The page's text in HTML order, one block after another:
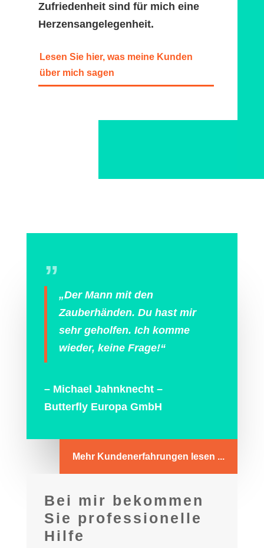
Zufriedenheit sind für mich eine
Herzensangelegenheit.
Lesen Sie hier, was meine Kunden
über mich sagen
„
„Der Mann mit den
Zauberhänden. Du hast mir
sehr geholfen. Ich komme
wieder, keine Frage!“
– Michael Jahnknecht –
Butterfly Europa GmbH
Mehr Kundenerfahrungen lesen ...
Bei mir bekommen
Sie professionelle
Hilfe